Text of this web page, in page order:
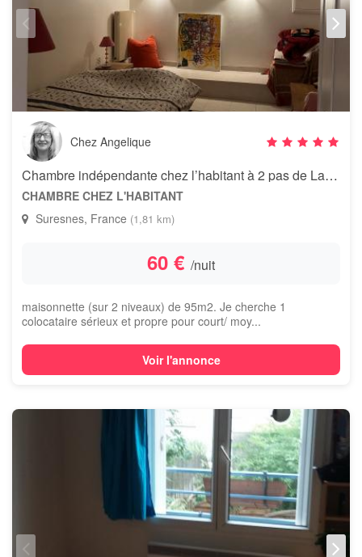
Chez Angelique
Chambre indépendante chez l’habitant à 2 pas de La Défense
CHAMBRE CHEZ L'HABITANT
Suresnes, France (1,81 km)
60 € /nuit
maisonnette (sur 2 niveaux) de 95m2. Je cherche 1
colocataire sérieux et propre pour court/ moy...
Voir l'annonce